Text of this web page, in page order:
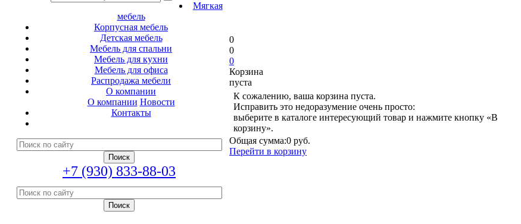
Мягкая
мебель
Корпусная мебель
Детская мебель
Мебель для спальни
Мебель для кухни
Мебель для офиса
Распродажа мебели
О компании
О компании Новости
Контакты
+7 (930) 833-88-03
0
0
0
Корзина
пуста
К сожалению, ваша корзина пуста.
Исправить это недоразумение очень просто:
выберите в каталоге интересующий товар и нажмите кнопку «В
корзину».
Общая сумма:0 руб.
Перейти в корзину